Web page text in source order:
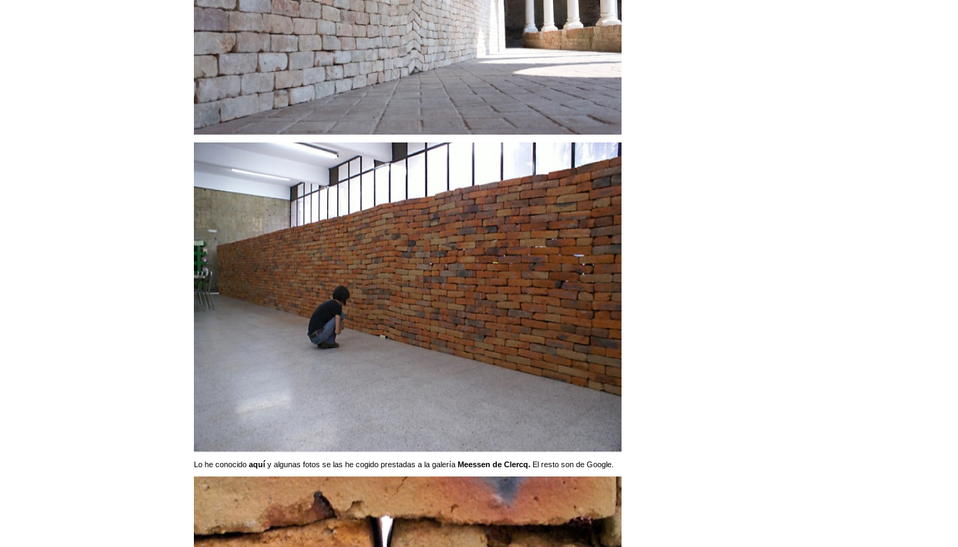
Lo he conocido aquí y algunas fotos se las he cogido prestadas a la galería Meessen de Clercq. El resto son de Google.